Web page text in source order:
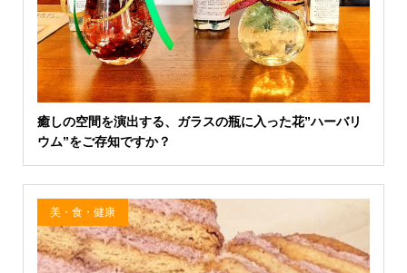
癒しの空間を演出する、ガラスの瓶に入った花”ハーバリ
ウム”をご存知ですか？
美・食・健康